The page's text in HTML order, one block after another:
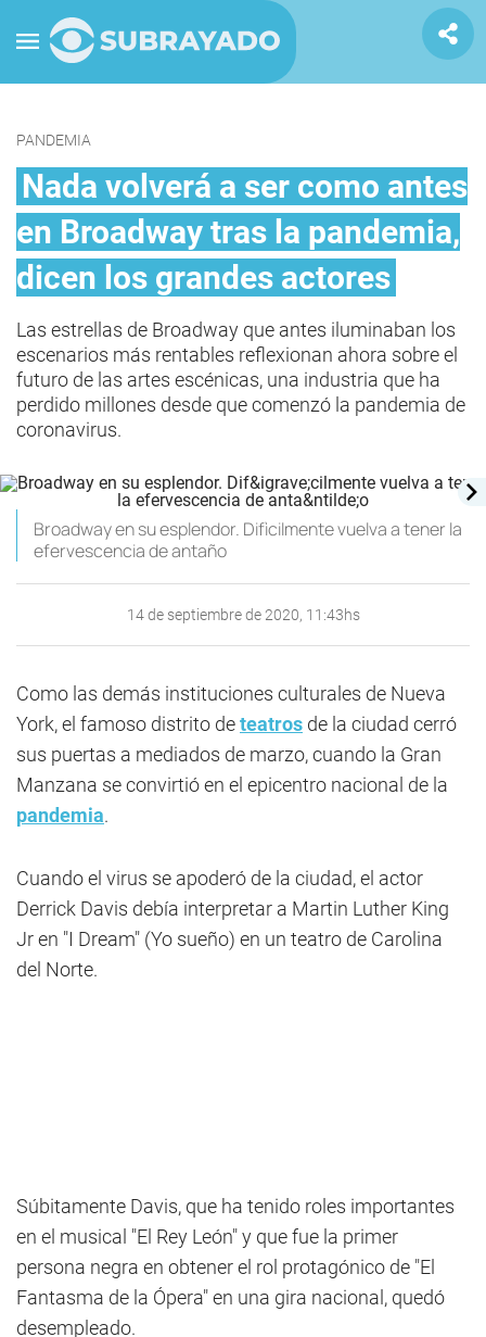
PANDEMIA
Nada volverá a ser como antes
en Broadway tras la pandemia,
dicen los grandes actores
Las estrellas de Broadway que antes iluminaban los
escenarios más rentables reflexionan ahora sobre el
futuro de las artes escénicas, una industria que ha
perdido millones desde que comenzó la pandemia de
coronavirus.
Broadway en su esplendor. Difìcilmente vuelva a tener la
efervescencia de antaño
14 de septiembre de 2020, 11:43hs
Como las demás instituciones culturales de Nueva
York, el famoso distrito deteatros de la ciudad cerró
sus puertas a mediados de marzo, cuando la Gran
Manzana se convirtió en el epicentro nacional de la
pandemia.
Cuando el virus se apoderó de la ciudad, el actor
Derrick Davis debía interpretar a Martin Luther King
Jr en "I Dream" (Yo sueño) en un teatro de Carolina
del Norte.
Súbitamente Davis, que ha tenido roles importantes
en el musical "El Rey León" y que fue la primer
persona negra en obtener el rol protagónico de "El
Fantasma de la Ópera" en una gira nacional, quedó
desempleado.